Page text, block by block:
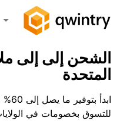
الشحن إلى إلى
المتحدة
للتسوق بخصومات في